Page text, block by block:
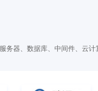
务器、数据库、中间件、云